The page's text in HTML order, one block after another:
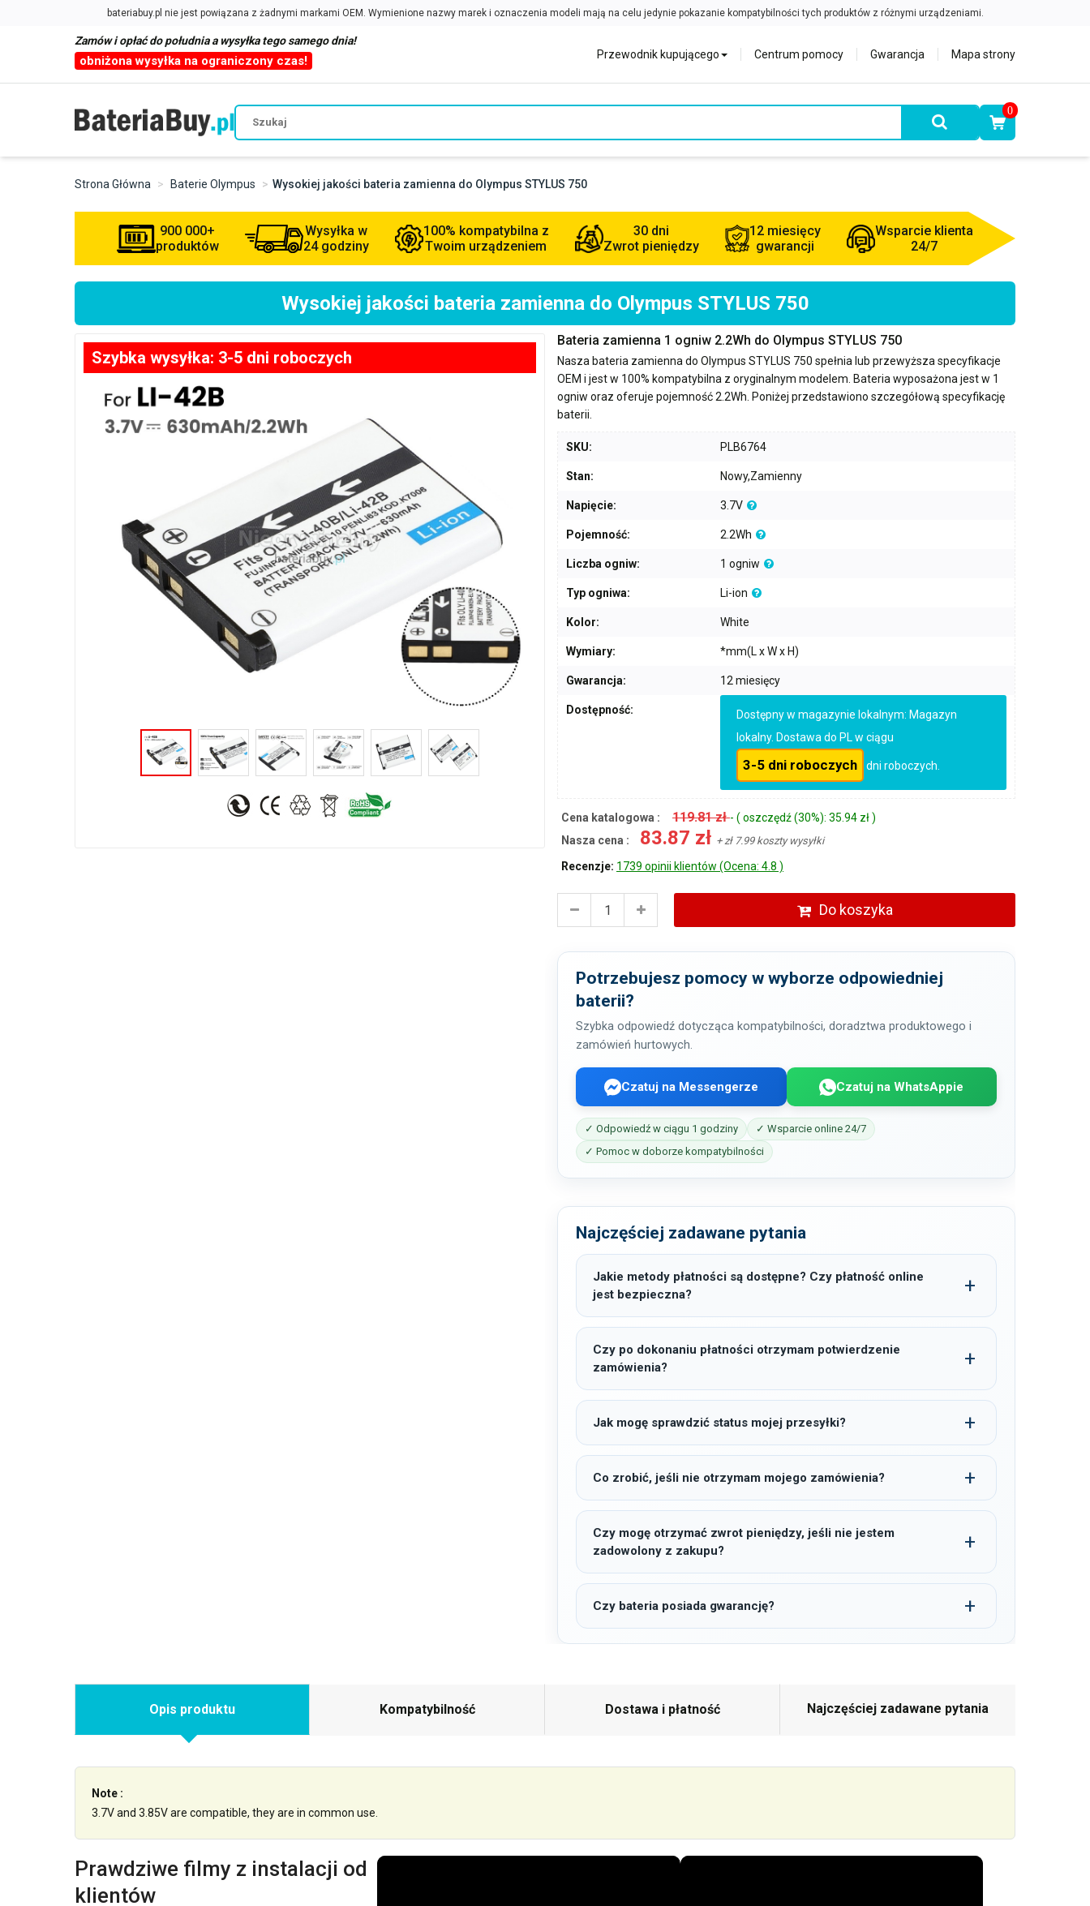
Zamów i opłać do południa a wysyłka tego samego dnia!
obniżona wysyłka na ograniczony czas! Przewodnik kupującego Centrum pomocy Gwarancja Mapa strony
0
Strona Główna Baterie Olympus Wysokiej jakości bateria zamienna do Olympus STYLUS 750
900 000+
produktów
Wysyłka w
24 godziny
100% kompatybilna z
Twoim urządzeniem
30 dni
Zwrot pieniędzy
12 miesięcy
gwarancji
Wsparcie klienta
24/7
Wysokiej jakości bateria zamienna do Olympus STYLUS 750
Szybka wysyłka: 3-5 dni roboczych
Bateria zamienna 1 ogniw 2.2Wh do Olympus STYLUS 750
Nasza bateria zamienna do Olympus STYLUS 750 spełnia lub przewyższa specyfikacje
OEM i jest w 100% kompatybilna z oryginalnym modelem. Bateria wyposażona jest w 1
ogniw oraz oferuje pojemność2.2Wh . Poniżej przedstawiono szczegółową specyfikację
baterii.
SKU: PLB6764
Stan: Nowy,Zamienny
Napięcie: 3.7V
Pojemność: 2.2Wh
Liczba ogniw: 1 ogniw
Typ ogniwa: Li-ion
Kolor: White
Wymiary: *mm(L x W x H)
Gwarancja: 12 miesięcy
Dostępność:
Dostępny w magazynie lokalnym: Magazyn
lokalny. Dostawa do PL w ciągu
3-5 dni roboczych dni roboczych.
Cena katalogowa : 119.81 zł- ( oszczędź (30%): 35.94 zł )
Nasza cena :
83.87 zł + zł 7.99 koszty wysyłki
Recenzje: 1739 opinii klientów (Ocena: 4.8 )
Do koszyka
Potrzebujesz pomocy w wyborze odpowiedniej
baterii?
Szybka odpowiedź dotycząca kompatybilności, doradztwa produktowego i
zamówień hurtowych.
Czatuj na Messengerze Czatuj na WhatsAppie
✓ Odpowiedź w ciągu 1 godziny
✓ Wsparcie online 24/7
✓ Pomoc w doborze kompatybilności
Najczęściej zadawane pytania
Jakie metody płatności są dostępne? Czy płatność online
jest bezpieczna?
Czy po dokonaniu płatności otrzymam potwierdzenie
zamówienia?
Jak mogę sprawdzić status mojej przesyłki?
Co zrobić, jeśli nie otrzymam mojego zamówienia?
Czy mogę otrzymać zwrot pieniędzy, jeśli nie jestem
zadowolony z zakupu?
Czy bateria posiada gwarancję?
Opis produktu Kompatybilność Dostawa i płatność Najczęściej zadawane pytania
Note :
3.7V and 3.85V are compatible, they are in common use.
Prawdziwe filmy z instalacji od
klientów